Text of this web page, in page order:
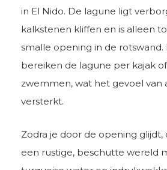
in El Nido. De lagune ligt
kalkstenen kliffen en is alleen
smalle opening in de rotswand.
bereiken de lagune per kajak
zwemmen, wat het gevoel van
versterkt.
Zodra je door de opening glijdt,
een rustige, beschutte wereld